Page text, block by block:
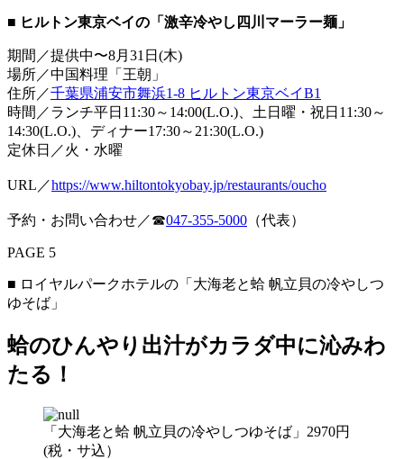
■ ヒルトン東京ベイの「激辛冷やし四川マーラー麺」
期間／提供中〜8月31日(木)
場所／中国料理「王朝」
住所／千葉県浦安市舞浜1-8 ヒルトン東京ベイB1
時間／ランチ平日11:30～14:00(L.O.)、土日曜・祝日11:30～
14:30(L.O.)、ディナー17:30～21:30(L.O.)
定休日／火・水曜
URL／https://www.hiltontokyobay.jp/restaurants/oucho
予約・お問い合わせ／☎047-355-5000 （代表）
PAGE 5
■ ロイヤルパークホテルの「大海老と蛤 帆立貝の冷やしつ
ゆそば」
蛤のひんやり出汁がカラダ中に沁みわ
たる！
「大海老と蛤 帆立貝の冷やしつゆそば」2970円
(税・サ込）